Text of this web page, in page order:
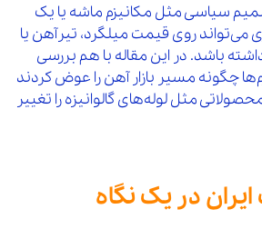
سیاسی مثل مکانیزم ماشه یا یک
می‌تواند روی قیمت میلگرد، تیرآهن یا
باشد. در این مقاله با هم بررسی
چگونه مسیر بازار آهن را عوض کردند
مثل لوله‌های گالوانیزه را تغییر
ایران در یک نگاه